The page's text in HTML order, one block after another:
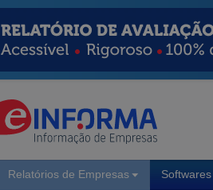
Relatórios de Empresas